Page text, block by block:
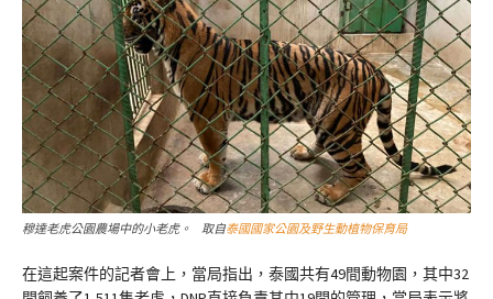
穆達老虎公園農場中的小老虎。 取自泰國國家公園及野生動植物保育局
在這起案件的記者會上，當局指出，泰國共有49間動物園，其中32